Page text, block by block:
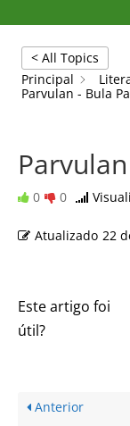
< All Topics
Principal
Parvulan - Bula
0 0
Atualizado 22
Este artigo foi
útil?
Anterior